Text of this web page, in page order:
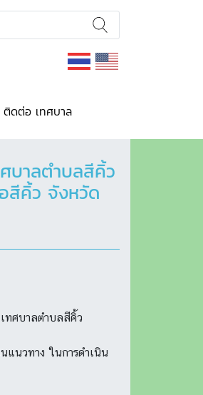
ติดต่อ เทศบาล
บาลตำบลสีคิ้ว
สีคิ้ว จังหวัด
ทศบาลตำบลสีคิ้ว
แนวทาง ในการดำเนิน